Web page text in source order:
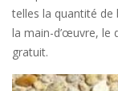
telles la quantité de
la main-d’œuvre, le
gratuit.